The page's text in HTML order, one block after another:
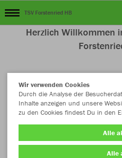
TSV Forstenried HB
Herzlich Willkommen
Farbe
Wir verwenden Cookies
Durch die Analyse der
Inhalte anzeigen und unsere
zu den Cookies findest Du in den
Alle
Alle